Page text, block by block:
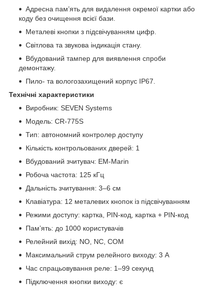
Адресна пам’ять для видалення окремої картки або
коду без очищення всієї бази.
Металеві кнопки з підсвічуванням цифр.
Світлова та звукова індикація стану.
Вбудований тампер для виявлення спроби
демонтажу.
Пило- та вологозахищений корпус IP67.
Технічні характеристики
Виробник: SEVEN Systems
Модель: CR-775S
Тип: автономний контролер доступу
Кількість контрольованих дверей: 1
Вбудований зчитувач: EM-Marin
Робоча частота: 125 кГц
Дальність зчитування: 3–6 см
Клавіатура: 12 металевих кнопок із підсвічуванням
Режими доступу: картка, PIN-код, картка + PIN-код
Пам’ять: до 1000 користувачів
Релейний вихід: NO, NC, COM
Максимальний струм релейного виходу: 3 А
Час спрацьовування реле: 1–99 секунд
Підключення кнопки виходу: є